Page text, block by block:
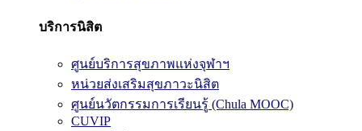
บริการนิสิต
ศูนย์บริการสุขภาพแห่งจุฬาฯ
หน่วยส่งเสริมสุขภาวะนิสิต
ศูนย์นวัตกรรมการเรียนรู้ (Chula MOOC)
CUVIP